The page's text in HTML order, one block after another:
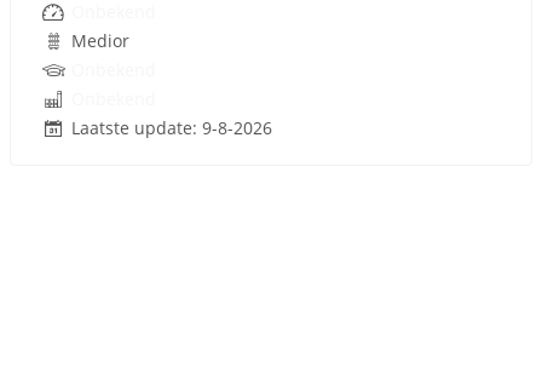
Medior
Laatste update: 9-8-2026